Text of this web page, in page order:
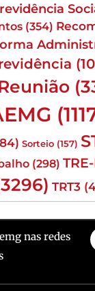
(354)
Sorteio (157)
(298)
TRT3
nas redes